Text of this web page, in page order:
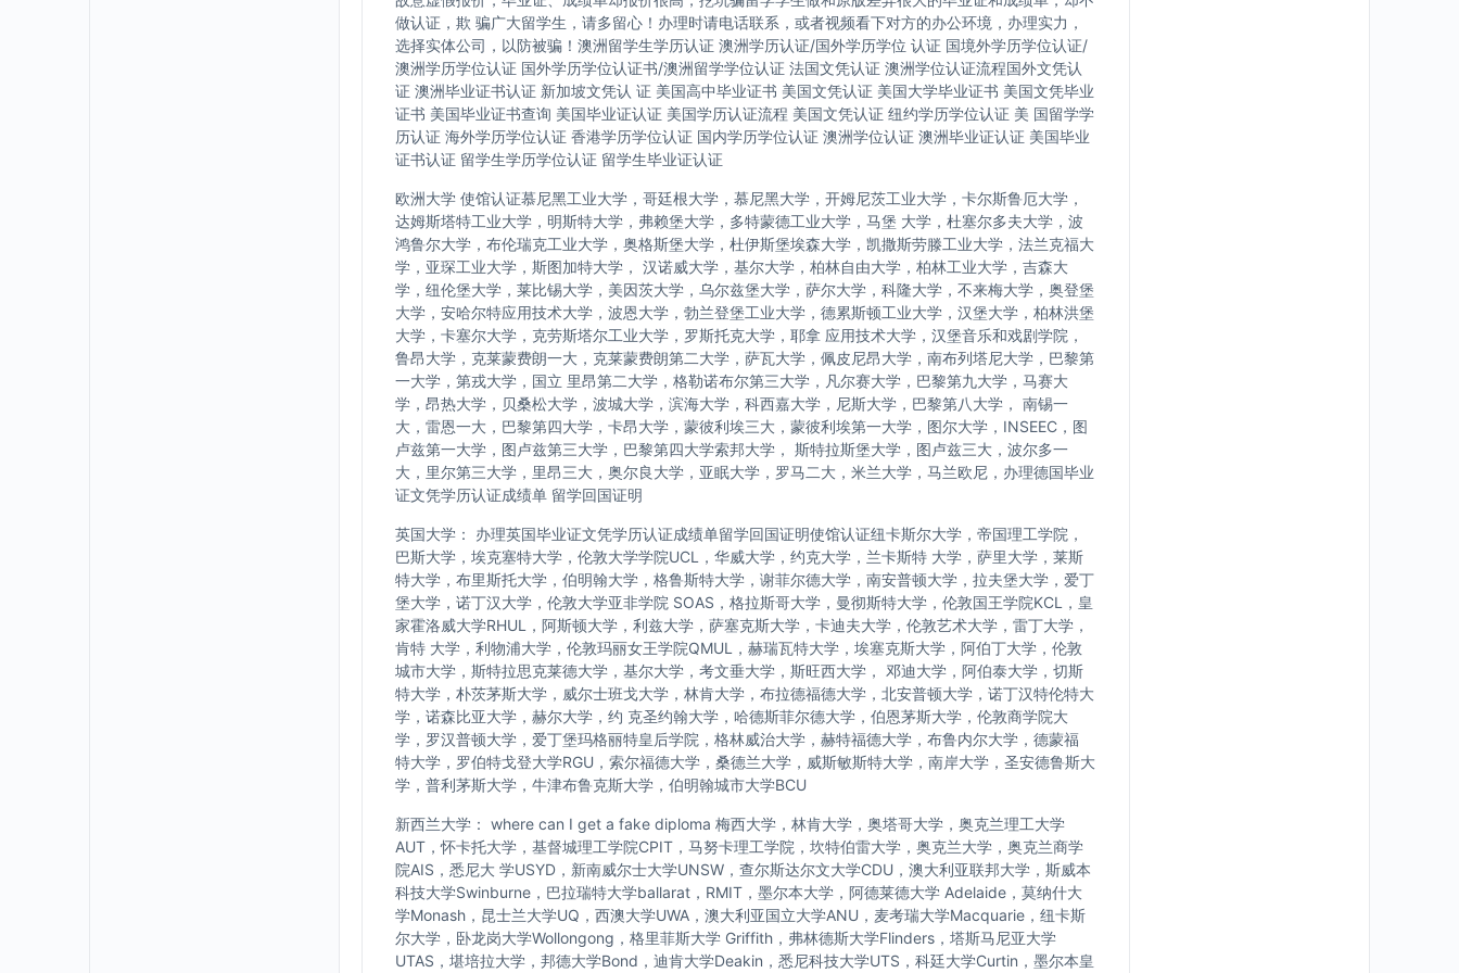
做认证，欺 骗广大留学生，请多留心！办理时请电话联系，或者视频看下对方的办公环境，办理实力，
选择实体公司，以防被骗！澳洲留学生学历认证 澳洲学历认证/国外学历学位 认证 国境外学历学位认证/
澳洲学历学位认证 国外学历学位认证书/澳洲留学学位认证 法国文凭认证 澳洲学位认证流程国外文凭认
证 澳洲毕业证书认证 新加坡文凭认 证 美国高中毕业证书 美国文凭认证 美国大学毕业证书 美国文凭毕业
证书 美国毕业证书查询 美国毕业证认证 美国学历认证流程 美国文凭认证 纽约学历学位认证 美 国留学学
历认证 海外学历学位认证 香港学历学位认证 国内学历学位认证 澳洲学位认证 澳洲毕业证认证 美国毕业
证书认证 留学生学历学位认证 留学生毕业证认证
欧洲大学 使馆认证慕尼黑工业大学，哥廷根大学，慕尼黑大学，开姆尼茨工业大学，卡尔斯鲁厄大学，
达姆斯塔特工业大学，明斯特大学，弗赖堡大学，多特蒙德工业大学，马堡 大学，杜塞尔多夫大学，波
鸿鲁尔大学，布伦瑞克工业大学，奥格斯堡大学，杜伊斯堡埃森大学，凯撒斯劳滕工业大学，法兰克福大
学，亚琛工业大学，斯图加特大学， 汉诺威大学，基尔大学，柏林自由大学，柏林工业大学，吉森大
学，纽伦堡大学，莱比锡大学，美因茨大学，乌尔兹堡大学，萨尔大学，科隆大学，不来梅大学，奥登堡
大学，安哈尔特应用技术大学，波恩大学，勃兰登堡工业大学，德累斯顿工业大学，汉堡大学，柏林洪堡
大学，卡塞尔大学，克劳斯塔尔工业大学，罗斯托克大学，耶拿 应用技术大学，汉堡音乐和戏剧学院，
鲁昂大学，克莱蒙费朗一大，克莱蒙费朗第二大学，萨瓦大学，佩皮尼昂大学，南布列塔尼大学，巴黎第
一大学，第戎大学，国立 里昂第二大学，格勒诺布尔第三大学，凡尔赛大学，巴黎第九大学，马赛大
学，昂热大学，贝桑松大学，波城大学，滨海大学，科西嘉大学，尼斯大学，巴黎第八大学， 南锡一
大，雷恩一大，巴黎第四大学，卡昂大学，蒙彼利埃三大，蒙彼利埃第一大学，图尔大学，INSEEC，图
卢兹第一大学，图卢兹第三大学，巴黎第四大学索邦大学， 斯特拉斯堡大学，图卢兹三大，波尔多一
大，里尔第三大学，里昂三大，奥尔良大学，亚眠大学，罗马二大，米兰大学，马兰欧尼，办理德国毕业
证文凭学历认证成绩单 留学回国证明
英国大学： 办理英国毕业证文凭学历认证成绩单留学回国证明使馆认证纽卡斯尔大学，帝国理工学院，
巴斯大学，埃克塞特大学，伦敦大学学院UCL，华威大学，约克大学，兰卡斯特 大学，萨里大学，莱斯
特大学，布里斯托大学，伯明翰大学，格鲁斯特大学，谢菲尔德大学，南安普顿大学，拉夫堡大学，爱丁
堡大学，诺丁汉大学，伦敦大学亚非学院 SOAS，格拉斯哥大学，曼彻斯特大学，伦敦国王学院KCL，皇
家霍洛威大学RHUL，阿斯顿大学，利兹大学，萨塞克斯大学，卡迪夫大学，伦敦艺术大学，雷丁大学，
肯特 大学，利物浦大学，伦敦玛丽女王学院QMUL，赫瑞瓦特大学，埃塞克斯大学，阿伯丁大学，伦敦
城市大学，斯特拉思克莱德大学，基尔大学，考文垂大学，斯旺西大学， 邓迪大学，阿伯泰大学，切斯
特大学，朴茨茅斯大学，威尔士班戈大学，林肯大学，布拉德福德大学，北安普顿大学，诺丁汉特伦特大
学，诺森比亚大学，赫尔大学，约 克圣约翰大学，哈德斯菲尔德大学，伯恩茅斯大学，伦敦商学院大
学，罗汉普顿大学，爱丁堡玛格丽特皇后学院，格林威治大学，赫特福德大学，布鲁内尔大学，德蒙福
特大学，罗伯特戈登大学RGU，索尔福德大学，桑德兰大学，威斯敏斯特大学，南岸大学，圣安德鲁斯大
学，普利茅斯大学，牛津布鲁克斯大学，伯明翰城市大学BCU
新西兰大学： where can I get a fake diploma 梅西大学，林肯大学，奥塔哥大学，奥克兰理工大学
AUT，怀卡托大学，基督城理工学院CPIT，马努卡理工学院，坎特伯雷大学，奥克兰大学，奥克兰商学
院AIS，悉尼大 学USYD，新南威尔士大学UNSW，查尔斯达尔文大学CDU，澳大利亚联邦大学，斯威本
科技大学Swinburne，巴拉瑞特大学ballarat，RMIT，墨尔本大学，阿德莱德大学 Adelaide，莫纳什大
学Monash，昆士兰大学UQ，西澳大学UWA，澳大利亚国立大学ANU，麦考瑞大学Macquarie，纽卡斯
尔大学，卧龙岗大学Wollongong，格里菲斯大学 Griffith，弗林德斯大学Flinders，塔斯马尼亚大学
UTAS，堪培拉大学，邦德大学Bond，迪肯大学Deakin，悉尼科技大学UTS，科廷大学Curtin，墨尔本皇